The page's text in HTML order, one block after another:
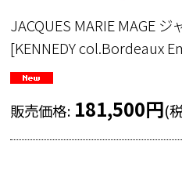
JACQUES MARIE MAGE
[KENNEDY col.Bordeaux
販売価格: 181,500円(